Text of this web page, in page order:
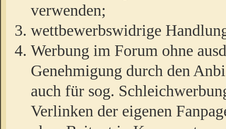
verwenden;
wettbewerbswidrige
Werbung im Forum ohne
Genehmigung durch den
auch für sog.
Verlinken der eigenen